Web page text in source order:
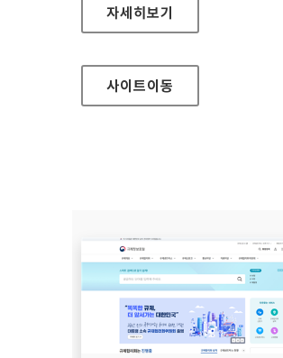
하이원리조트
자세히보기
사이트이동